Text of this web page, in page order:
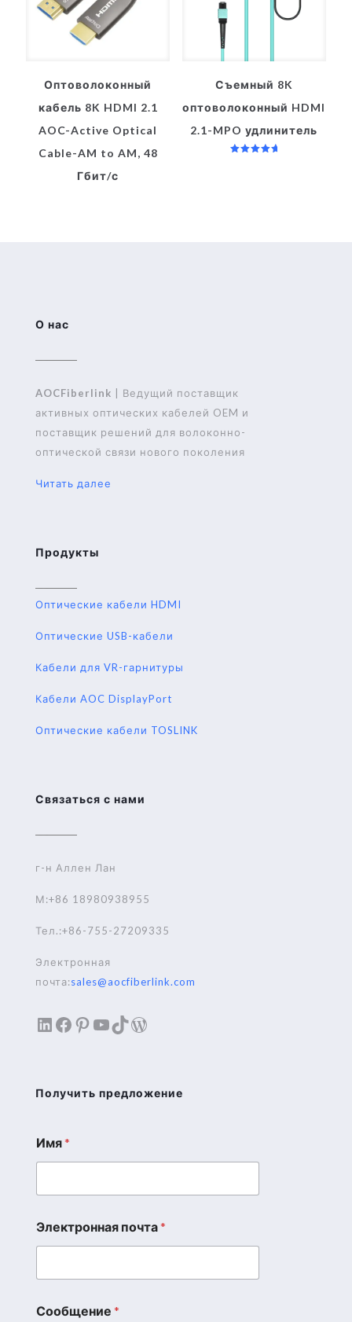
Оптоволоконный
кабель 8K HDMI 2.1
AOC-Active Optical
Cable-AM to AM, 48
Гбит/с
Съемный 8K
оптоволоконный HDMI
2.1-MPO удлинитель
О нас
AOCFiberlink | Ведущий поставщик
активных оптических кабелей OEM и
поставщик решений для волоконно-
оптической связи нового поколения
Читать далее
Продукты
Оптические кабели HDMI
Оптические USB-кабели
Кабели для VR-гарнитуры
Кабели AOC DisplayPort
Оптические кабели TOSLINK
Связаться с нами
г-н Аллен Лан
М:+86 18980938955
Тел.:+86-755-27209335
Электронная
почта:sales@aocfiberlink.com
LinkedIn
Facebook
Pinterest
YouTube
TikTok
WordPress
Получить предложение
Имя*
Электронная почта*
*
Сообщение *